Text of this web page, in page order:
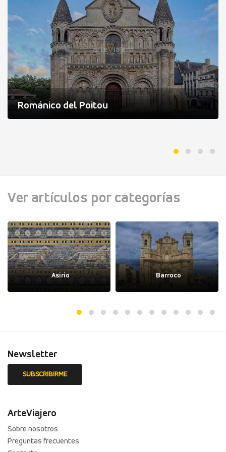
Románico del Poitou
Ver artículos por categorías
Asirio Barroco
Newsletter
ArteViajero
Sobre nosotros
Preguntas frecuentes